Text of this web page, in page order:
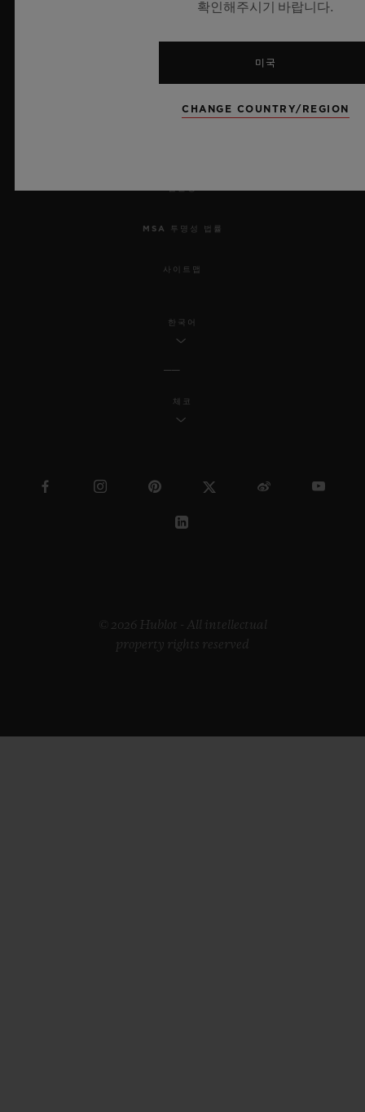
웹사이트 이용 약관
MSA 투명성 법률
사이트맵
한국어
체코
© 2026 Hublot - All intellectual
property rights reserved
확인해주시기 바랍니다.
미국
CHANGE COUNTRY/REGION